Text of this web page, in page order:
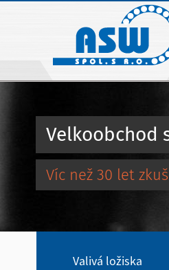
Velkoobchod
Víc než 30 let
Valivá ložiska